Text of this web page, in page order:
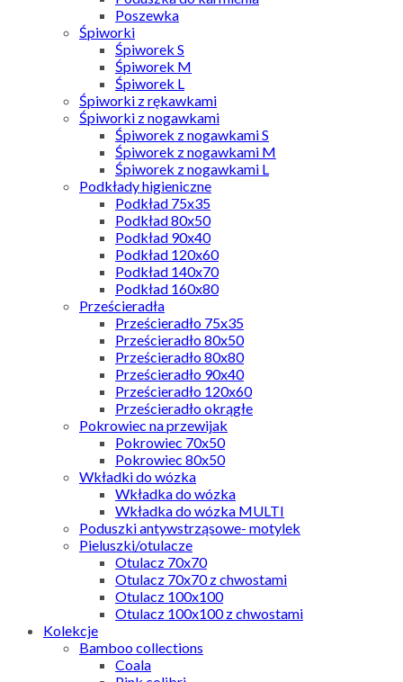
Poszewka
Śpiworki
Śpiworek S
Śpiworek M
Śpiworek L
Śpiworki z rękawkami
Śpiworki z nogawkami
Śpiworek z nogawkami S
Śpiworek z nogawkami M
Śpiworek z nogawkami L
Podkłady higieniczne
Podkład 75x35
Podkład 80x50
Podkład 90x40
Podkład 120x60
Podkład 140x70
Podkład 160x80
Prześcieradła
Prześcieradło 75x35
Prześcieradło 80x50
Prześcieradło 80x80
Prześcieradło 90x40
Prześcieradło 120x60
Prześcieradło okrągłe
Pokrowiec na przewijak
Pokrowiec 70x50
Pokrowiec 80x50
Wkładki do wózka
Wkładka do wózka
Wkładka do wózka MULTI
Poduszki antywstrząsowe- motylek
Pieluszki/otulacze
Otulacz 70x70
Otulacz 70x70 z chwostami
Otulacz 100x100
Otulacz 100x100 z chwostami
Kolekcje
Bamboo collections
Coala